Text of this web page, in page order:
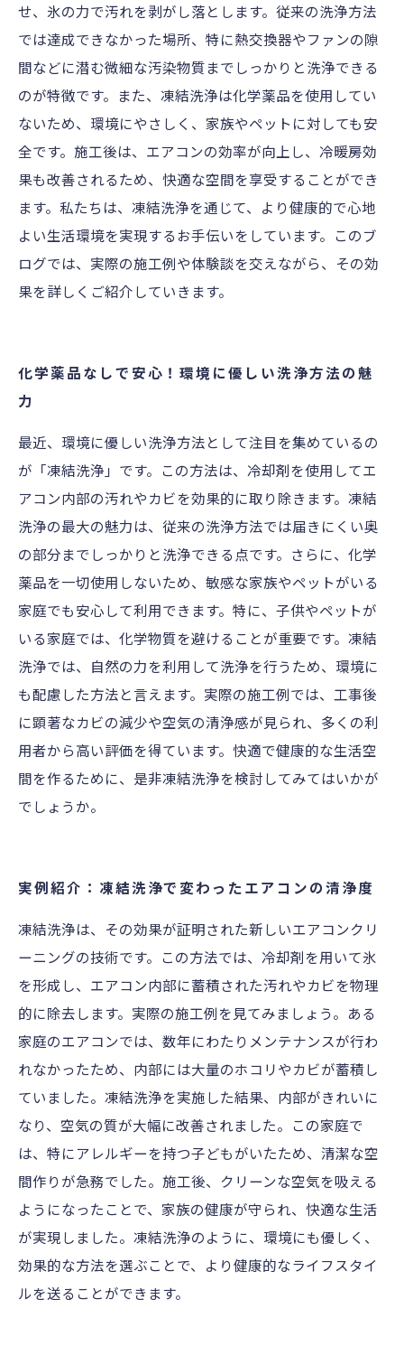
せ、氷の力で汚れを剥がし落とします。従来の洗浄方法
では達成できなかった場所、特に熱交換器やファンの隙
間などに潜む微細な汚染物質までしっかりと洗浄できる
のが特徴です。また、凍結洗浄は化学薬品を使用してい
ないため、環境にやさしく、家族やペットに対しても安
全です。施工後は、エアコンの効率が向上し、冷暖房効
果も改善されるため、快適な空間を享受することができ
ます。私たちは、凍結洗浄を通じて、より健康的で心地
よい生活環境を実現するお手伝いをしています。このブ
ログでは、実際の施工例や体験談を交えながら、その効
果を詳しくご紹介していきます。
化学薬品なしで安心！環境に優しい洗浄方法の魅
力
最近、環境に優しい洗浄方法として注目を集めているの
が「凍結洗浄」です。この方法は、冷却剤を使用してエ
アコン内部の汚れやカビを効果的に取り除きます。凍結
洗浄の最大の魅力は、従来の洗浄方法では届きにくい奥
の部分までしっかりと洗浄できる点です。さらに、化学
薬品を一切使用しないため、敏感な家族やペットがいる
家庭でも安心して利用できます。特に、子供やペットが
いる家庭では、化学物質を避けることが重要です。凍結
洗浄では、自然の力を利用して洗浄を行うため、環境に
も配慮した方法と言えます。実際の施工例では、工事後
に顕著なカビの減少や空気の清浄感が見られ、多くの利
用者から高い評価を得ています。快適で健康的な生活空
間を作るために、是非凍結洗浄を検討してみてはいかが
でしょうか。
実例紹介：凍結洗浄で変わったエアコンの清浄度
凍結洗浄は、その効果が証明された新しいエアコンクリ
ーニングの技術です。この方法では、冷却剤を用いて氷
を形成し、エアコン内部に蓄積された汚れやカビを物理
的に除去します。実際の施工例を見てみましょう。ある
家庭のエアコンでは、数年にわたりメンテナンスが行わ
れなかったため、内部には大量のホコリやカビが蓄積し
ていました。凍結洗浄を実施した結果、内部がきれいに
なり、空気の質が大幅に改善されました。この家庭で
は、特にアレルギーを持つ子どもがいたため、清潔な空
間作りが急務でした。施工後、クリーンな空気を吸える
ようになったことで、家族の健康が守られ、快適な生活
が実現しました。凍結洗浄のように、環境にも優しく、
効果的な方法を選ぶことで、より健康的なライフスタイ
ルを送ることができます。